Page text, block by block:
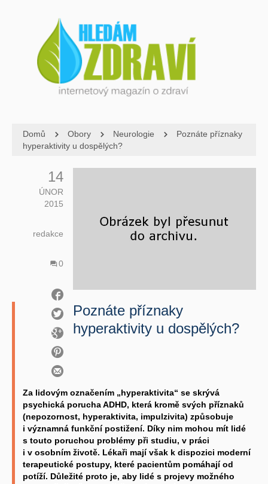
Domů Obory Neurologie
Poznáte příznaky
hyperaktivity u dospělých?
14
ÚNOR
2015
redakce
0
Poznáte příznaky
hyperaktivity u dospělých?
Za lidovým označením „hyperaktivita“ se skrývá
psychická porucha ADHD, která kromě svých příznaků
(nepozornost, hyperaktivita, impulzivita) způsobuje
i významná funkční postižení. Díky nim mohou mít lidé
s touto poruchou problémy při studiu, v práci
i v osobním životě. Lékaři mají však k dispozici moderní
terapeutické postupy, které pacientům pomáhají od
potíží. Důležité proto je, aby lidé s projevy možného